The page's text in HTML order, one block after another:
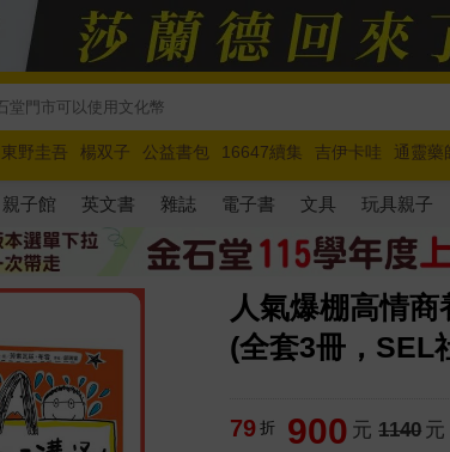
東野圭吾 楊双子 公益書包 16647續集 吉伊卡哇
通靈藥
賽 路邊攤新作 馬斯克 玩具總動員5 超慢跑
親子館 英文書 雜誌 電子書 文具 玩具親子
人氣爆棚高情
(全套3冊，SEL
79 折 900 元 1140 元